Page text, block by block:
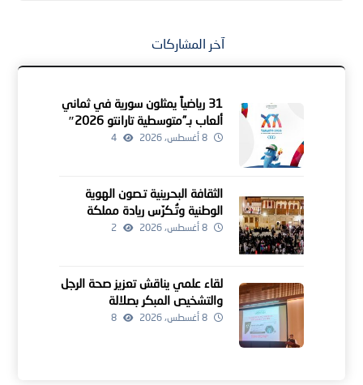
آخر المشاركات
31 رياضياً يمثلون سورية في ثماني
ألعاب بـ”متوسطية تارانتو 2026″
8 أغسطس، 2026 4
الثقافة البحرينية تـصون الهوية
الوطنية وتُـكرّس ريادة مملكة
البحرين كمنارة للإبداع الإنساني
8 أغسطس، 2026 2
لقاء علمي يناقش تعزيز صحة الرجل
والتشخيص المبكر بصلالة
8 أغسطس، 2026 8